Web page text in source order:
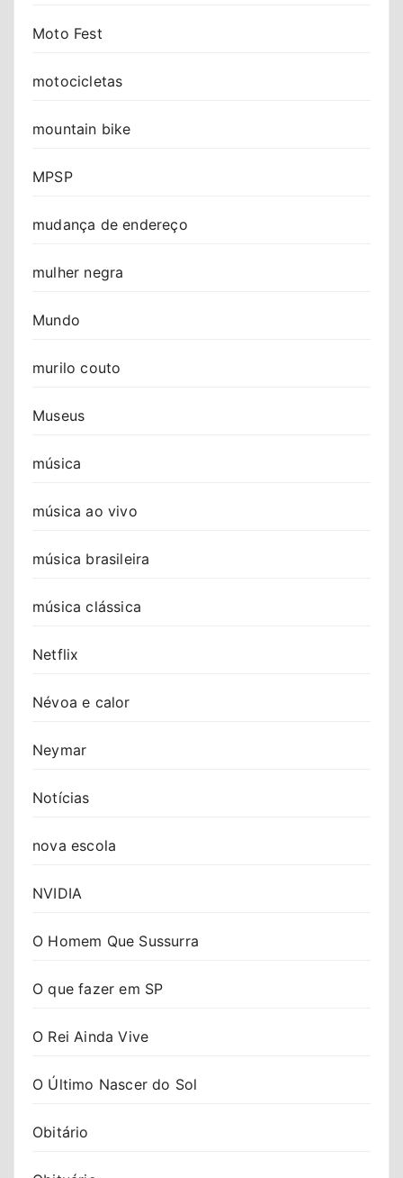
Moto Fest
motocicletas
mountain bike
MPSP
mudança de endereço
mulher negra
Mundo
murilo couto
Museus
música
música ao vivo
música brasileira
música clássica
Netflix
Névoa e calor
Neymar
Notícias
nova escola
NVIDIA
O Homem Que Sussurra
O que fazer em SP
O Rei Ainda Vive
O Último Nascer do Sol
Obitário